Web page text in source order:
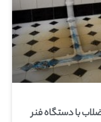
با دستگاه فنر